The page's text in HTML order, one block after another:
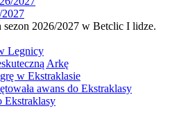
sezon 2026/2027 w Betclic I lidze.
Legnicy
Arkę
w Ekstraklasie
awans do Ekstraklasy
Ekstraklasy